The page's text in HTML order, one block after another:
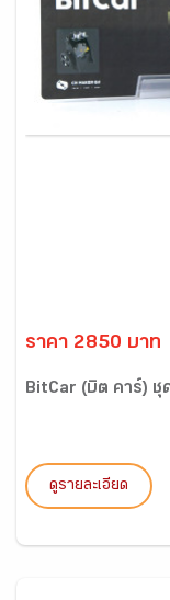
ราคา 2850 บาท
BitCar (บิต คาร์) ชุ
ดูรายละเอียด